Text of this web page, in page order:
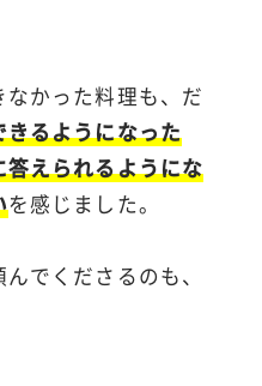
かった料理も、だ
るようになった
えられるようにな
を感じました。
でくださるのも、